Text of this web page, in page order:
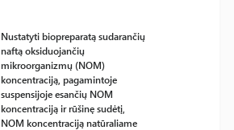
Nustatyti biopreparatą sudarančių
naftą oksiduojančių
mikroorganizmų (NOM)
koncentraciją, pagamintoje
suspensijoje esančių NOM
koncentraciją ir rūšinę sudėtį,
NOM koncentraciją natūraliame